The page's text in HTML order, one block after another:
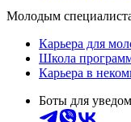
Молодым
Карьера для
Школа
Карьера в
Боты для